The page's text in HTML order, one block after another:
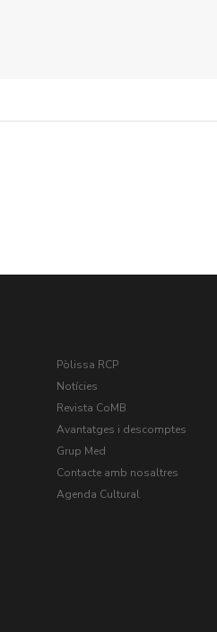
Pòlissa RCP
Notícies
Revista CoMB
Avantatges i descomptes
Grup Med
Contacte amb nosaltres
Agenda Cultural